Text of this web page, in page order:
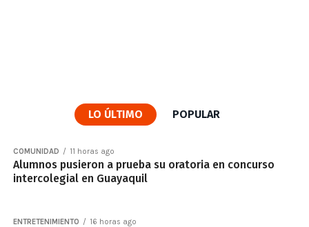
LO ÚLTIMO POPULAR
COMUNIDAD 11 horas ago
Alumnos pusieron a prueba su oratoria en concurso
intercolegial en Guayaquil
ENTRETENIMIENTO 16 horas ago